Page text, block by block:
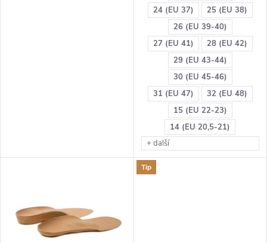
24 (EU 37)
25 (EU 38)
26 (EU 39-40)
27 (EU 41)
28 (EU 42)
29 (EU 43-44)
30 (EU 45-46)
31 (EU 47)
32 (EU 48)
15 (EU 22-23)
14 (EU 20,5-21)
+ další
Tip